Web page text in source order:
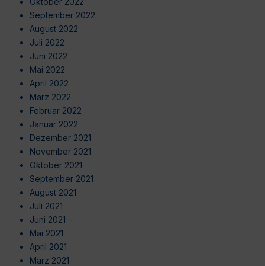
September 2022
August 2022
Juli 2022
Juni 2022
Mai 2022
April 2022
März 2022
Februar 2022
Januar 2022
Dezember 2021
November 2021
Oktober 2021
September 2021
August 2021
Juli 2021
Juni 2021
Mai 2021
April 2021
März 2021